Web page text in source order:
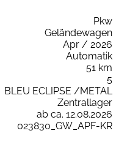
Pkw
Geländewagen
Apr / 2026
Automatik
51 km
5
BLEU ECLIPSE /METAL
Zentrallager
ab ca. 12.08.2026
023830_GW_APF-KR